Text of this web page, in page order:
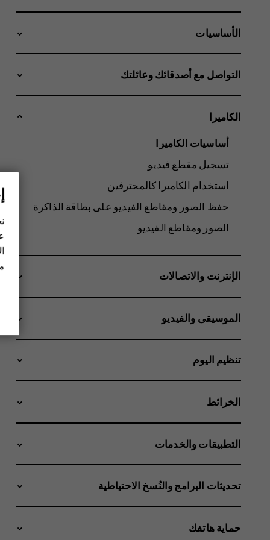
الأساسيات
التواصل مع أصدقائك وعائلتك
الكاميرا
أساسيات الكاميرا
تسجيل مقطع فيديو
استخدام الكاميرا كالمحترفين
حفظ الصور ومقاطع الفيديو على بطاقة الذاكرة
الصور ومقاطع الفيديو
الإنترنت والاتصالات
الموسيقى والفيديو
تنظيم اليوم
الخرائط
التطبيقات والخدمات
تحديثات البرامج والنُسخ الاحتياطية
حماية هاتفك